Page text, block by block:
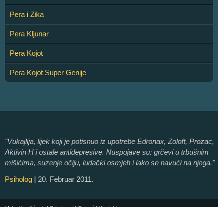
Pera i Zika
Pera Kljunar
Pera Kojot
Pera Kojot Super Genije
"Vukajlija, lijek koji je potisnuo iz upotrebe Edronax, Zoloft, Prozac,
Aktivin H i ostale antidepresive. Nuspojave su: grčevi u trbušnim
mišićima, suzenje očiju, ludački osmjeh i lako se navući na njega."
Psiholog | 20. Februar 2011.